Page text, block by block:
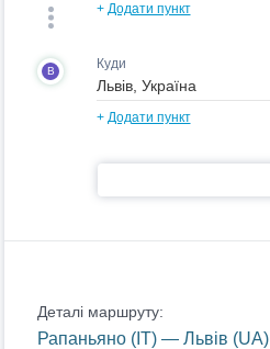
+ Додати пункт
B Куди
+ Додати пункт
Деталі маршруту:
Рапаньяно (IT) — Львів (UA)